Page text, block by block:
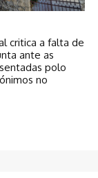
critica a falta de
ante as
polo
no